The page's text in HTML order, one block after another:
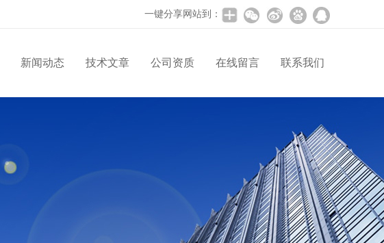
一键分享网站到：
新闻动态 技术文章 公司资质 在线留言 联系我们